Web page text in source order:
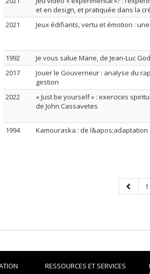
et en design, et pratiquée dans la
2021
Jeux édifiants, vertu et émotion :
1992 Je vous salue Marie, de Jean-Luc
2017
Jouer le Gouverneur : analyse du
gestion
2022
« Just be yourself » : exercices
de John Cassavetes
1994
Kamouraska : de
Page1
RESSOURCES ET SERVICES